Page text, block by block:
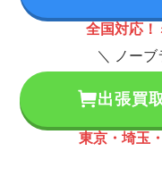
全国対応！
＼ ノー
出張買
東京・埼玉